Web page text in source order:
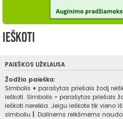
Ieškoti
PAIEŠKOS UŽKLAUSA
Žodžio paieška:
Simbolis + parašytas priešais žodį
ieškoti. Simbolis - parašytas priešais
ieškoti nereikia. Jeigu ieškote tik vieno
simboliu . Dalinėms reikšmėms